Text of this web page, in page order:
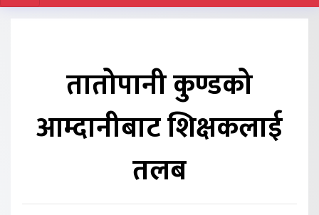
तातोपानी कुण्डको
आम्दानीबाट शिक्षकलाई
तलब